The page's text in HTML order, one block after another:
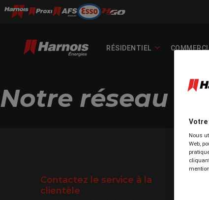
RÉSIDENTIEL
Notre réseau
Contactez le service à la
clientèle
Votre
Nous
Web,